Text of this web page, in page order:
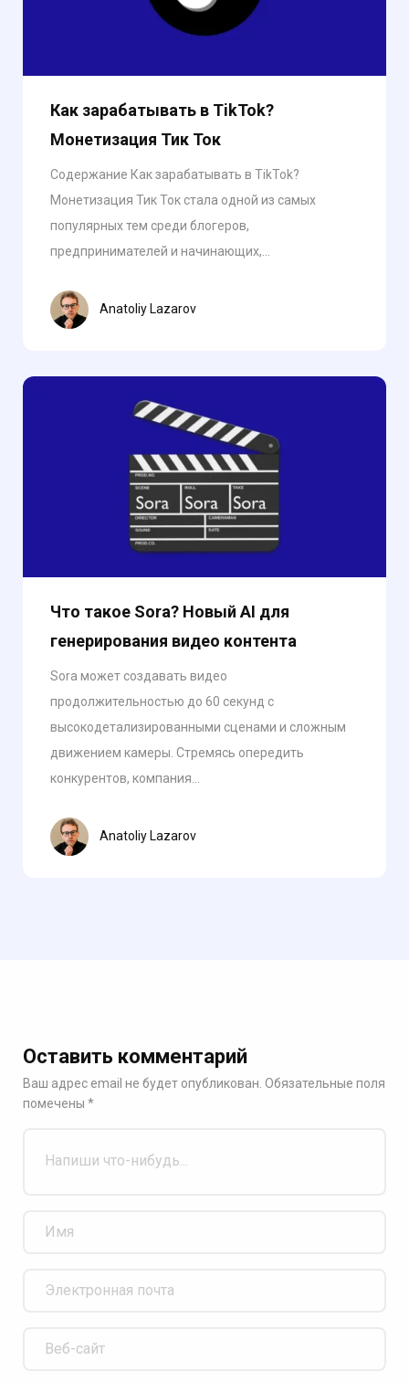
Как зарабатывать в TikTok?
Монетизация Тик Ток
Содержание Как зарабатывать в TikTok?
Монетизация Тик Ток стала одной из самых
популярных тем среди блогеров,
предпринимателей и начинающих,...
Anatoliy Lazarov
Что такое Sora? Новый AI для
генерирования видео контента
Sora может создавать видео
продолжительностью до 60 секунд с
высокодетализированными сценами и сложным
движением камеры. Стремясь опередить
конкурентов, компания...
Anatoliy Lazarov
Оставить комментарий
Ваш адрес email не будет опубликован. Обязательные поля
помечены *